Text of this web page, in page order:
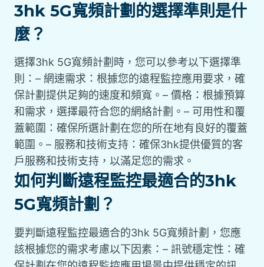
3hk 5G寬頻計劃的選擇準則是什
麼？
選擇3hk 5G寬頻計劃時，您可以參考以下選擇準
則：– 網速需求：根據您的遠程監控應用要求，確
保計劃提供足夠的速度和頻寬。– 價格：根據預算
和需求，選擇最符合您的網絡計劃。– 可用性和覆
蓋範圍：確保所選計劃在您的所在地有良好的覆蓋
範圍。– 服務和技術支持：確保3hk提供優質的客
戶服務和技術支持，以滿足您的需求。
如何判斷遠程監控最適合的3hk
5G寬頻計劃？
要判斷遠程監控最適合的3hk 5G寬頻計劃，您應
該根據您的需求考慮以下因素：– 訊號穩定性：確